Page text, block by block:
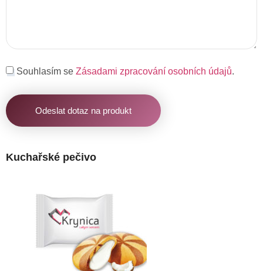
Souhlasím se Zásadami zpracování osobních údajů.
Odeslat dotaz na produkt
Kuchařské pečivo